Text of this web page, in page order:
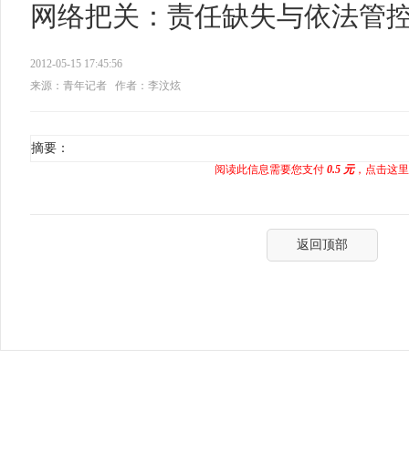
网络把关：责任缺失与依法管
2012-05-15 17:45:56
来源：青年记者
作者：李汶炫
摘要：
阅读此信息需要您支付 0.5 元，点击这
返回顶部